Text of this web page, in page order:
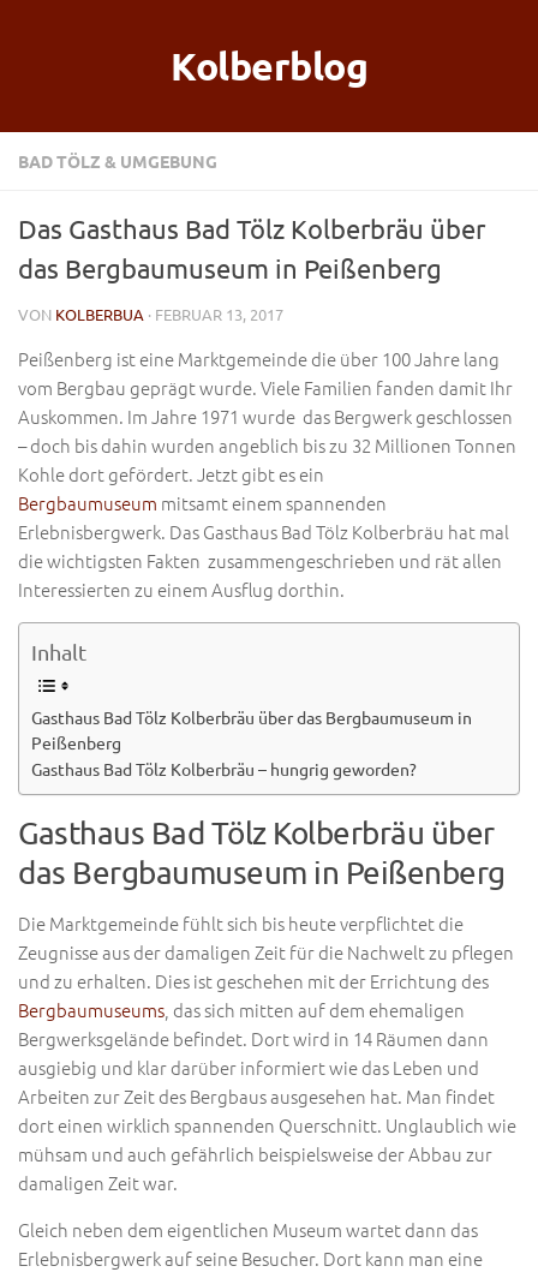
Kolberblog
BAD TÖLZ & UMGEBUNG
Das Gasthaus Bad Tölz Kolberbräu über
das Bergbaumuseum in Peißenberg
VON KOLBERBUA · FEBRUAR 13, 2017
Peißenberg ist eine Marktgemeinde die über 100 Jahre lang
vom Bergbau geprägt wurde. Viele Familien fanden damit Ihr
Auskommen. Im Jahre 1971 wurde das Bergwerk geschlossen
– doch bis dahin wurden angeblich bis zu 32 Millionen Tonnen
Kohle dort gefördert. Jetzt gibt es ein
Bergbaumuseum mitsamt einem spannenden
Erlebnisbergwerk. Das Gasthaus Bad Tölz Kolberbräu hat mal
die wichtigsten Fakten zusammengeschrieben und rät allen
Interessierten zu einem Ausflug dorthin.
Inhalt
Gasthaus Bad Tölz Kolberbräu über das Bergbaumuseum in
Peißenberg
Gasthaus Bad Tölz Kolberbräu – hungrig geworden?
Gasthaus Bad Tölz Kolberbräu über
das Bergbaumuseum in Peißenberg
Die Marktgemeinde fühlt sich bis heute verpflichtet die
Zeugnisse aus der damaligen Zeit für die Nachwelt zu pflegen
und zu erhalten. Dies ist geschehen mit der Errichtung des
Bergbaumuseums , das sich mitten auf dem ehemaligen
Bergwerksgelände befindet. Dort wird in 14 Räumen dann
ausgiebig und klar darüber informiert wie das Leben und
Arbeiten zur Zeit des Bergbaus ausgesehen hat. Man findet
dort einen wirklich spannenden Querschnitt. Unglaublich wie
mühsam und auch gefährlich beispielsweise der Abbau zur
damaligen Zeit war.
Gleich neben dem eigentlichen Museum wartet dann das
Erlebnisbergwerk auf seine Besucher. Dort kann man eine